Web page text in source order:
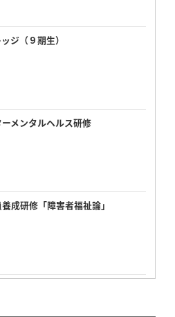
ジ（９期生）
メンタルヘルス研修
成研修「障害者福祉論」